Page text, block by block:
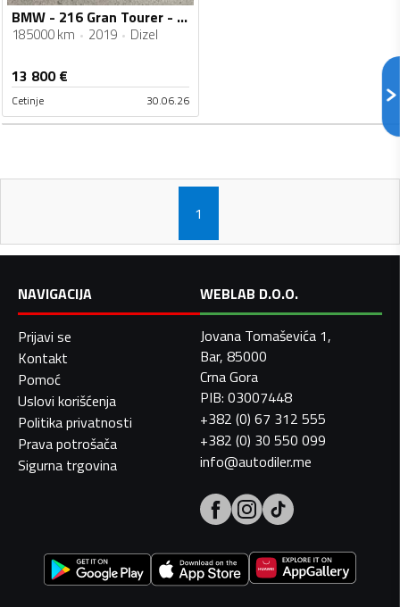
BMW - 216 Gran Tourer - 1.5 D.AUTOMATIK.7 SJEDISTA
185000 km 2019 Dizel
13 800€
Cetinje 30.06.26
1
NAVIGACIJA
Prijavi se
Kontakt
Pomoć
Uslovi korišćenja
Politika privatnosti
Prava potrošača
Sigurna trgovina
WEBLAB D.O.O.
Jovana Tomaševića 1,
Bar, 85000
Crna Gora
PIB: 03007448
+382 (0) 67 312 555
+382 (0) 30 550 099
info@autodiler.me